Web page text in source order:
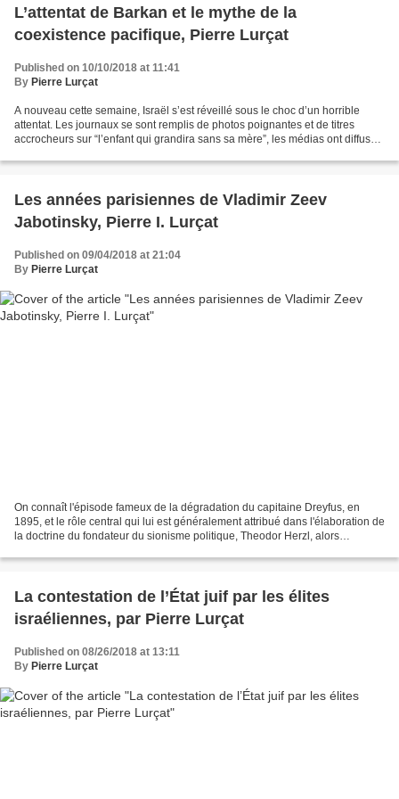
L’attentat de Barkan et le mythe de la
coexistence pacifique, Pierre Lurçat
Published on 10/10/2018 at 11:41
By Pierre Lurçat
A nouveau cette semaine, Israël s’est réveillé sous le choc d’un horrible
attentat. Les journaux se sont remplis de photos poignantes et de titres
accrocheurs sur “l’enfant qui grandira sans sa mère”, les médias ont diffusé
Les années parisiennes de Vladimir Zeev
Jabotinsky, Pierre I. Lurçat
Published on 09/04/2018 at 21:04
By Pierre Lurçat
On connaît l'épisode fameux de la dégradation du capitaine Dreyfus, en
1895, et le rôle central qui lui est généralement attribué dans l'élaboration de
la doctrine du fondateur du sionisme politique, Theodor Herzl, alors
La contestation de l’État juif par les élites
israéliennes, par Pierre Lurçat
Published on 08/26/2018 at 13:11
By Pierre Lurçat